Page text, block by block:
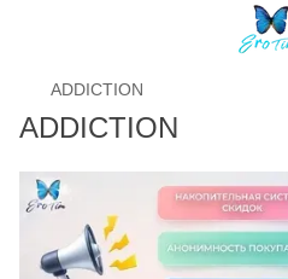
ADDICTION
ADDICTION